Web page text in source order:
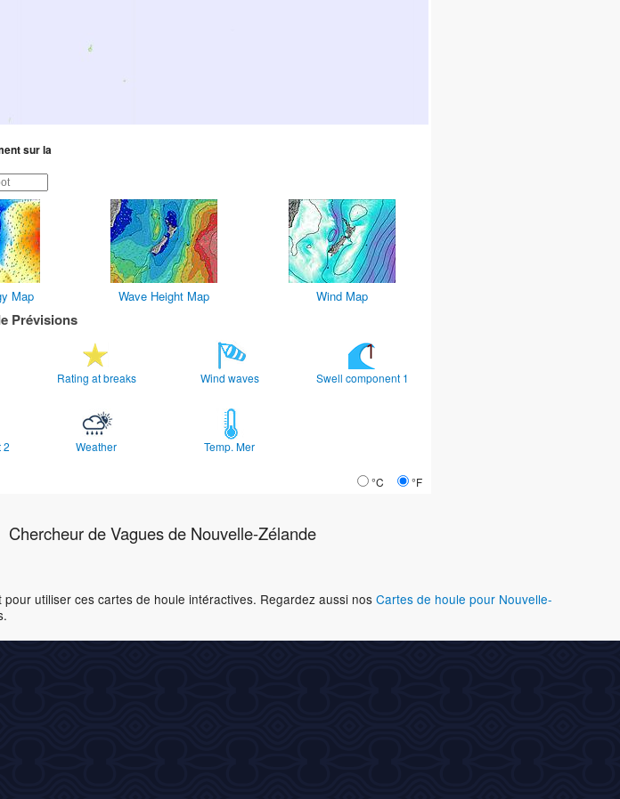
sur la
Map Wave Height Map Wind Map
Prévisions
Rating at breaks Wind waves Swell component 1
2 Weather Temp. Mer
°C °F
Chercheur de Vagues de Nouvelle-Zélande
utiliser ces cartes de houle intéractives. Regardez aussi nosCartes de houle pour Nouvelle-